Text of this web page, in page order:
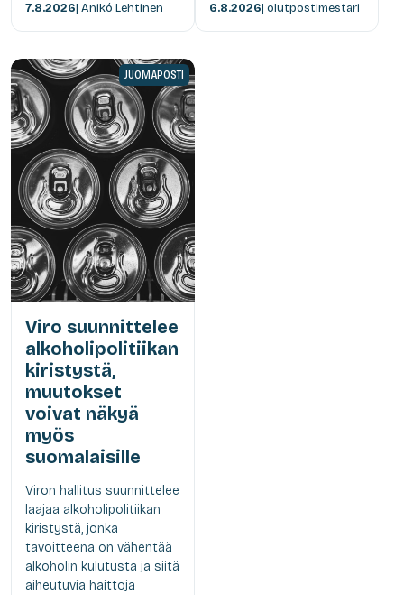
7.8.2026| Anikó Lehtinen 6.8.2026| olutpostimestari
JUOMAPOSTI
Viro suunnittelee
alkoholipolitiikan
kiristystä,
muutokset
voivat näkyä
myös
suomalaisille
Viron hallitus suunnittelee
laajaa alkoholipolitiikan
kiristystä, jonka
tavoitteena on vähentää
alkoholin kulutusta ja siitä
aiheutuvia haittoja